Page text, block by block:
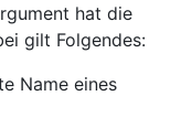
hat die
gilt Folgendes:
Name eines